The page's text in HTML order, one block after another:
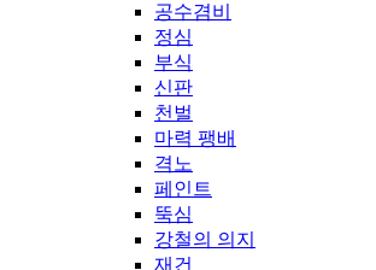
공수겸비
정심
부식
신판
천벌
마력 팽배
격노
페인트
뚝심
강철의 의지
재건